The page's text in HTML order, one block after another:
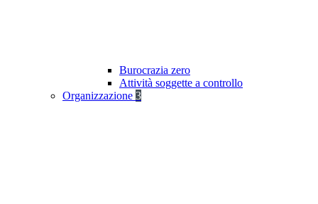
Burocrazia zero
Attività soggette a controllo
Organizzazione 3